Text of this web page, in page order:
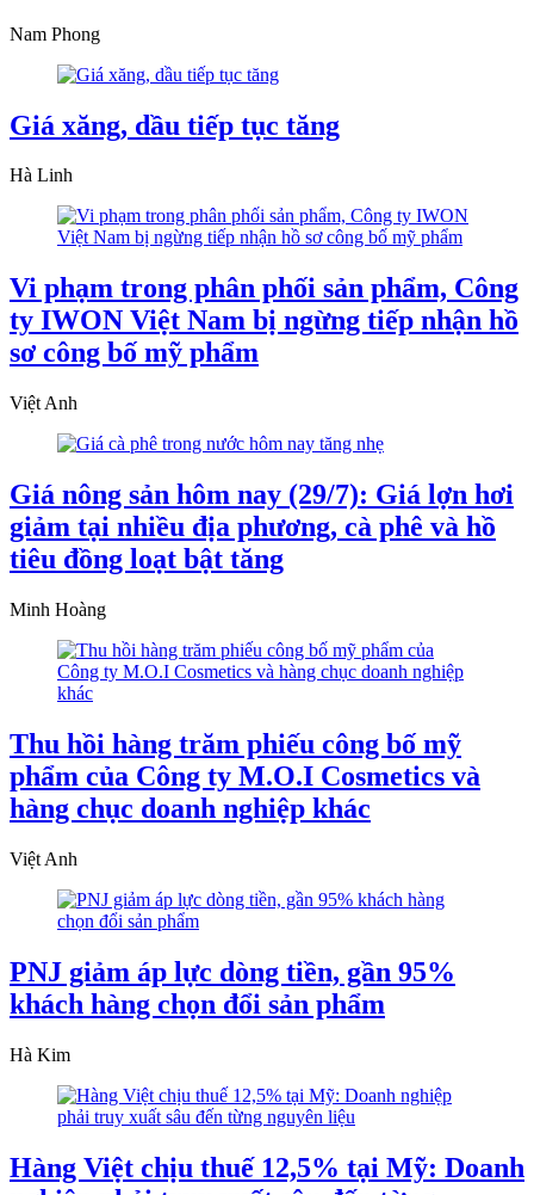
Nam Phong
Giá xăng, dầu tiếp tục tăng
Hà Linh
Vi phạm trong phân phối sản phẩm, Công
ty IWON Việt Nam bị ngừng tiếp nhận hồ
sơ công bố mỹ phẩm
Việt Anh
Giá nông sản hôm nay (29/7): Giá lợn hơi
giảm tại nhiều địa phương, cà phê và hồ
tiêu đồng loạt bật tăng
Minh Hoàng
Thu hồi hàng trăm phiếu công bố mỹ
phẩm của Công ty M.O.I Cosmetics và
hàng chục doanh nghiệp khác
Việt Anh
PNJ giảm áp lực dòng tiền, gần 95%
khách hàng chọn đổi sản phẩm
Hà Kim
Hàng Việt chịu thuế 12,5% tại Mỹ: Doanh